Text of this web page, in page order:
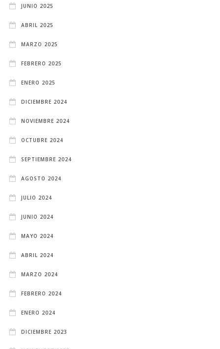
JUNIO 2025
ABRIL 2025
MARZO 2025
FEBRERO 2025
ENERO 2025
DICIEMBRE 2024
NOVIEMBRE 2024
OCTUBRE 2024
SEPTIEMBRE 2024
AGOSTO 2024
JULIO 2024
JUNIO 2024
MAYO 2024
ABRIL 2024
MARZO 2024
FEBRERO 2024
ENERO 2024
DICIEMBRE 2023